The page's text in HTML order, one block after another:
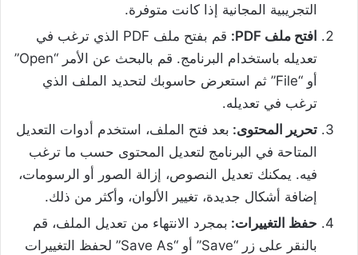
التجريبية المجانية إذا كانت متوفرة.
افتح ملف PDF:
قم بفتح ملف PDF الذي ترغب في
تعديله باستخدام البرنامج. قم بالبحث عن الأمر “Open”
أو “File” ثم استعرض حاسوبك لتحديد الملف الذي
ترغب في تعديله.
تحرير المحتوى: بعد فتح الملف، استخدم أدوات التعديل
المتاحة في البرنامج لتعديل المحتوى حسب ما ترغب
فيه. يمكنك تعديل النصوص، إزالة الصور أو الرسومات،
إضافة أشكال جديدة، تغيير الألوان، وأكثر من ذلك.
حفظ التغييرات: بمجرد الانتهاء من تعديل الملف، قم
بالنقر على زر “Save” أو “Save As” لحفظ التغييرات